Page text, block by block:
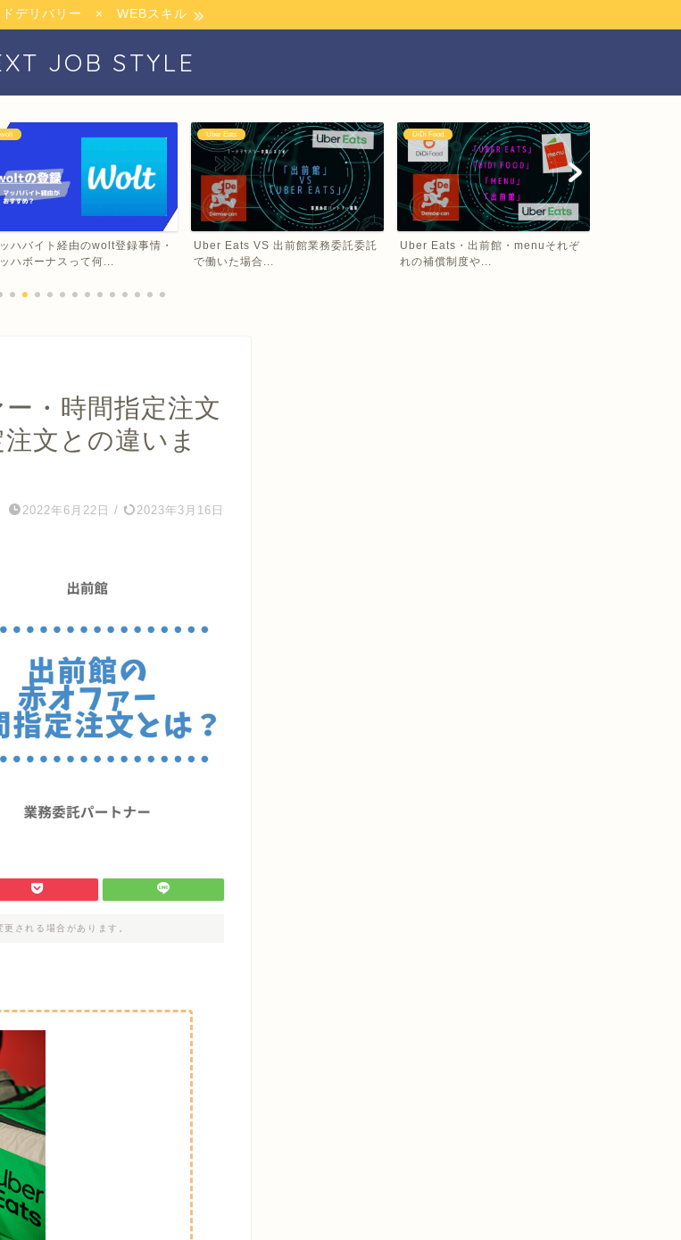
ドデリバリー × WEBスキル
JOB STYLE
wolt
ハバイト経由のwolt登録事情・
ハボーナスって何...
Uber Eats
Uber Eats VS 出前館業務委託委託
で働いた場合...
DiDi Food
Uber Eats・出前館・menuそれぞ
れの補償制度や...
・時間指定注文
文との違いま
2022年6月22日 / 2023年3月16日
される場合があります。